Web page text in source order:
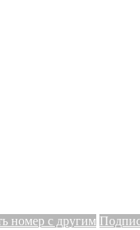
номер с другим